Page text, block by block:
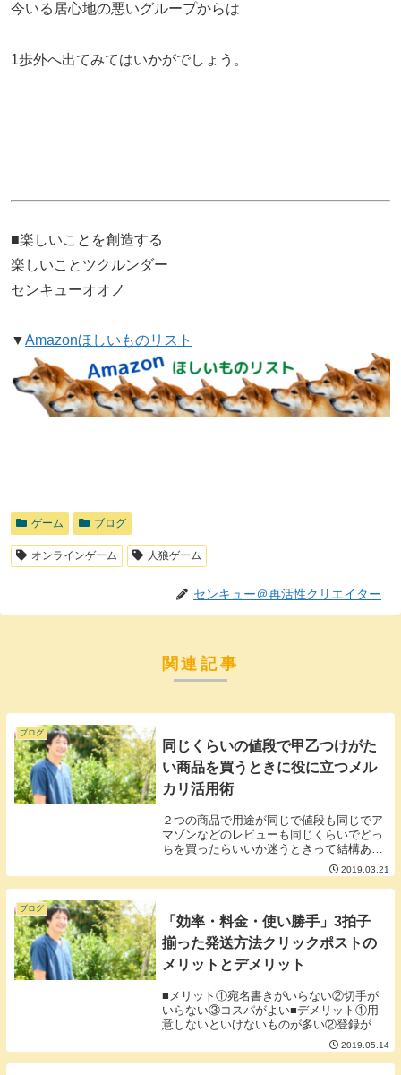
今いる居心地の悪いグループからは
1歩外へ出てみてはいかがでしょう。
■楽しいことを創造する
楽しいことツクルンダー
センキューオオノ
▼Amazonほしいものリスト
ゲーム ブログ
オンラインゲーム 人狼ゲーム
センキュー＠再活性クリエイター
関連記事
ブログ
同じくらいの値段で甲乙つけがた
い商品を買うときに役に立つメル
カリ活用術
２つの商品で用途が同じで値段も同じでア
マゾンなどのレビューも同じくらいでどっ
ちを買ったらいいか迷うときって結構あり
ませんか？■２つの商品をメルカリで検索
してみよう。メルカリで商品を検索すると
中古で取引されている・値段・出品数・売
2019.03.21
ブログ
「効率・料金・使い勝手」3拍子
揃った発送方法クリックポストの
メリットとデメリット
■メリット①宛名書きがいらない②切手が
いらない③コスパがよい■デメリット①用
意しないといけないものが多い②登録が必
要③梱包が手間である■①宛名書きがいら
ないクリックポストは住所をホームページ
で入力しラベルをプリンターで印刷して荷
2019.05.14